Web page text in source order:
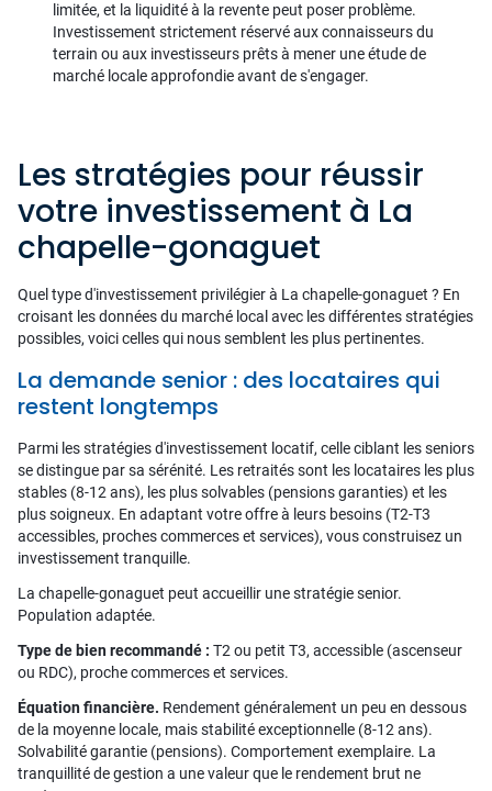
limitée, et la liquidité à la revente peut poser problème.
Investissement strictement réservé aux connaisseurs du
terrain ou aux investisseurs prêts à mener une étude de
marché locale approfondie avant de s'engager.
Les stratégies pour réussir
votre investissement à La
chapelle-gonaguet
Quel type d'investissement privilégier à La chapelle-gonaguet ? En
croisant les données du marché local avec les différentes stratégies
possibles, voici celles qui nous semblent les plus pertinentes.
La demande senior : des locataires qui
restent longtemps
Parmi les stratégies d'investissement locatif, celle ciblant les seniors
se distingue par sa sérénité. Les retraités sont les locataires les plus
stables (8-12 ans), les plus solvables (pensions garanties) et les
plus soigneux. En adaptant votre offre à leurs besoins (T2-T3
accessibles, proches commerces et services), vous construisez un
investissement tranquille.
La chapelle-gonaguet peut accueillir une stratégie senior.
Population adaptée.
Type de bien recommandé : T2 ou petit T3, accessible (ascenseur
ou RDC), proche commerces et services.
Équation financière. Rendement généralement un peu en dessous
de la moyenne locale, mais stabilité exceptionnelle (8-12 ans).
Solvabilité garantie (pensions). Comportement exemplaire. La
tranquillité de gestion a une valeur que le rendement brut ne